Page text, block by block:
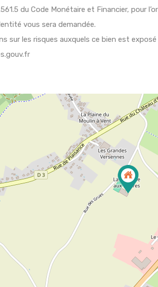
du Code Monétaire et Financier, pour
vous sera demandée.
sur les risques auxquels ce bien est